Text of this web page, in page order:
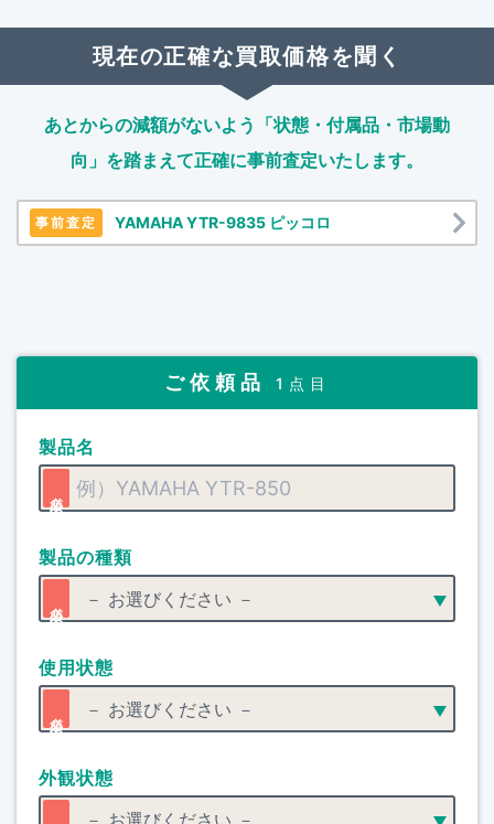
現在の正確な買取価格を聞く
あとからの減額がないよう「状態・付属品・市場動
向」を踏まえて正確に事前査定いたします。
事前査定 YAMAHA YTR-9835 ピッコロ
ご依頼品 1点目
製品名
製品の種類
使用状態
外観状態